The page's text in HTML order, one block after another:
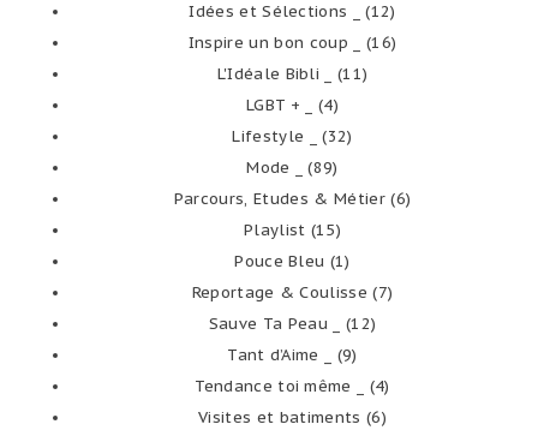
Idées et Sélections _
(12)
Inspire un bon coup _
(16)
L'Idéale Bibli _
(11)
LGBT + _
(4)
Lifestyle _
(32)
Mode _
(89)
Parcours, Etudes & Métier(6)
Playlist (15)
Pouce Bleu (1)
Reportage & Coulisse (7)
Sauve Ta Peau _
(12)
Tant d’Aime _
(9)
Tendance toi même _
(4)
Visites et batiments (6)